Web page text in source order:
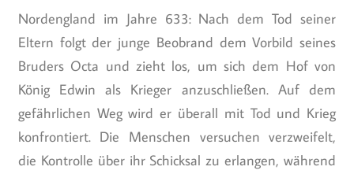
Nordengland im Jahre 633: Nach dem Tod seiner
Eltern folgt der junge Beobrand dem Vorbild seines
Bruders Octa und zieht los, um sich dem Hof von
König Edwin als Krieger anzuschließen. Auf dem
gefährlichen Weg wird er überall mit Tod und Krieg
konfrontiert. Die Menschen versuchen verzweifelt,
die Kontrolle über ihr Schicksal zu erlangen, während